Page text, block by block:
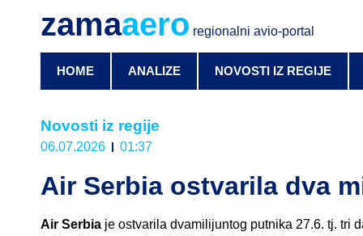
zamaaero regionalni avio-portal
HOME ANALIZE NOVOSTI IZ REGIJE
Novosti iz regije
06.07.2026 01:37
Air Serbia ostvarila dva
Air Serbia je ostvarila dvamilijuntog putnika 27.6. tj. tri